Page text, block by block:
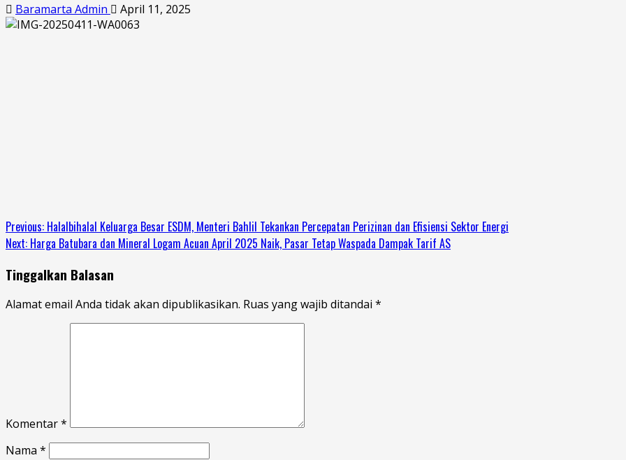
Baramarta Admin April 11, 2025
Previous: Halalbihalal Keluarga Besar ESDM, Menteri Bahlil Tekankan Percepatan Perizinan dan Efisiensi Sektor Energi
Next: Harga Batubara dan Mineral Logam Acuan April 2025 Naik, Pasar Tetap Waspada Dampak Tarif AS
Tinggalkan Balasan
Alamat email Anda tidak akan dipublikasikan. Ruas yang wajib ditandai *
Komentar*
Nama *